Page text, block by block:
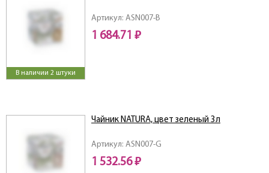
В наличии 2 штуки
Артикул: ASN007-B
1 684.71 ₽
Артикул: ASN007-G
Чайник NATURA, цвет зеленый 3л
1 532.56 ₽